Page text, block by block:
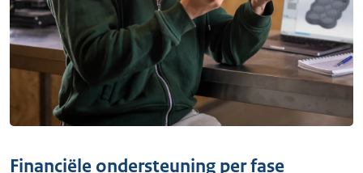
Financiële ondersteuning per fase